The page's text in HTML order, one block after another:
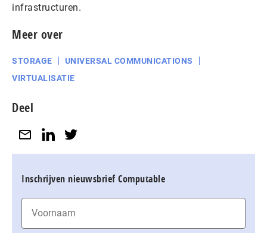
infrastructuren.
Meer over
STORAGE
UNIVERSAL COMMUNICATIONS
VIRTUALISATIE
Deel
Inschrijven nieuwsbrief Computable